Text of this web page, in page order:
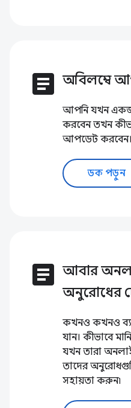
article অবিলম্বে
আপনি যখন
করবেন তখন
আপডেট করবেন।
ডক পড়ুন
article আবার
অনুরোধের
কখনও কখনও
যান। কীভাবে
যখন তারা
তাদের
সহায়তা করুন৷